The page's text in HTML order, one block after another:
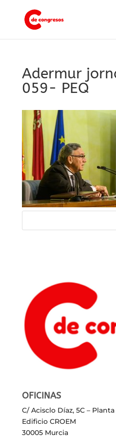
Adermur
059- PEQ
OFICINAS
C/ Acisclo Díaz, 5C – Planta
Edificio CROEM
30005 Murcia